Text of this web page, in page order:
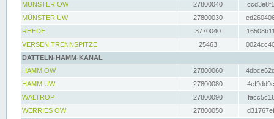
MÜNSTER OW
27800040
MÜNSTER UW
27800030
RHEDE
3770040
VERSEN TRENNSPITZE
25463
DATTELN-HAMM-KANAL
HAMM OW
27800060
HAMM UW
27800080
WALTROP
27800090
WERRIES OW
27800050